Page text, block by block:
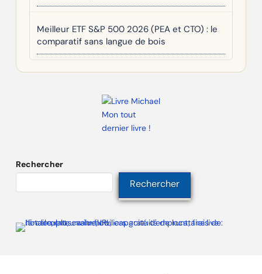
Meilleur ETF S&P 500 2026 (PEA et CTO) : le
comparatif sans langue de bois
Mon tout
dernier livre !
Rechercher
Rechercher